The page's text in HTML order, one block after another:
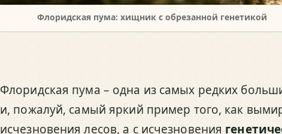
Флоридская пума: хищник с обрезанной генетикой
Флоридская пума – одна из самых редких
и, пожалуй, самый яркий пример того, как
исчезновения лесов, а с исчезновения